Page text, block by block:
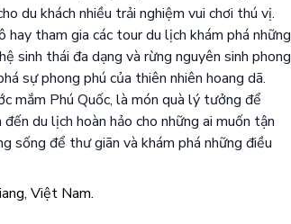
du khách nhiều trải nghiệm vui chơi thú vị.
tham gia các tour du lịch khám phá những
sinh thái đa dạng và rừng nguyên sinh phong
sự phong phú của thiên nhiên hoang dã.
mắm Phú Quốc, là món quà lý tưởng để
du lịch hoàn hảo cho những ai muốn tận
sống để thư giãn và khám phá những điều